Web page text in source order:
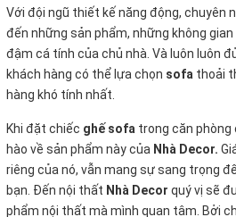
Với đội ngũ thiết kế năng động, chuyên
đến những sản phẩm, những không
đậm cá tính của chủ nhà. Và luôn luôn
khách hàng có thể lựa chọn sofa thoải
hàng khó tính nhất.
Khi đặt chiếc ghế sofa trong căn phòng
hào về sản phẩm này của Nhà Decor.
riêng của nó, vẫn mang sự sang trọng
bạn. Đến nội thất Nhà Decor quý vị sẽ
phẩm nội thất mà mình quan tâm. Bởi